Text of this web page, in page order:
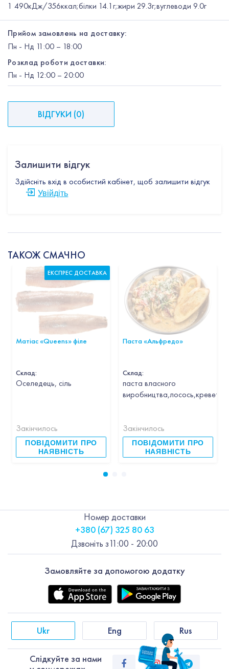
1 490кДж/356ккал;білки 14.1г;жири 29.3г;вуглеводи 9.0г
Прийом замовлень на доставку:
Пн - Нд 11:00 – 18:00
Розклад роботи доставки:
Пн - Нд 12:00 – 20:00
ВІДГУКИ (0)
Залишити відгук
Здійсніть вхід в особистий кабінет, щоб залишити відгук
Увійдіть
ТАКОЖ СМАЧНО
Матіас «Queens» філе
Склад:
Оселедець, сіль
Закінчилось
ПОВІДОМИТИ ПРО
НАЯВНІСТЬ
ЕКСПРЕС ДОСТАВКА
Паста «Альфредо»
Склад:
паста власного
Закінчилось
ПОВІДОМИТИ ПРО
НАЯВНІСТЬ
Замовляйте за допомогою додатку
Слiдкуйте за нами
Ukr Eng Rus
Номер доставки
+380 (67) 325 80 63
Дзвоніть з11:00 - 20:00